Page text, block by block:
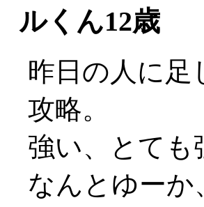
ルくん12歳
昨日の人に足
攻略。
強い、とても
なんとゆーか